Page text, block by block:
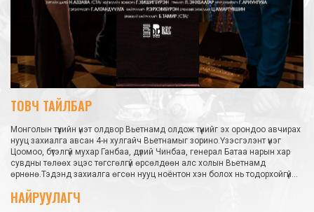
ТОВЧ ТАЙЛБАР
Монголын түүхийн үнэт олдвор Вьетнамд олдож түүнийг эх орондоо авчирах
нууц захиалга авсан 4-н хулгайч Вьетнамыг зорино.Үзэсгэлэнт үнэг
Цоомоо, бүтэлгүй мухар Ганбаа, дүлий Чинбаа, генерал Батаа нарын хар
сувдны төлөөх эцэс төгсгөлгүй өрсөлдөөн алс холын Вьетнамд
өрнөнө.Тэдэнд захиалга өгсөн нууц ноёнтон хэн болох нь тодорхойгүй...
НАЙРУУЛАГЧ